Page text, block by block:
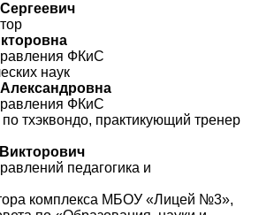
ФКиС
наук
ФКиС
тхэквондо, практикующий тренер
педагогика и
комплекса МБОУ «Лицей №3»,